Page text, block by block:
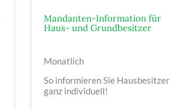
Mandanten-Information für
Haus- und Grundbesitzer
Monatlich
So informieren Sie Hausbesitzer
ganz individuell!